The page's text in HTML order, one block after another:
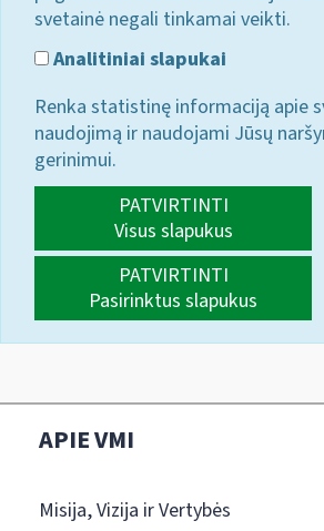
svetainė negali tinkamai veikti.
Analitiniai slapukai
Renka statistinę informaciją apie
naudojimą ir naudojami Jūsų
gerinimui.
PATVIRTINTI
Visus slapukus
PATVIRTINTI
Pasirinktus slapukus
APIE VMI
Misija, Vizija ir Vertybės